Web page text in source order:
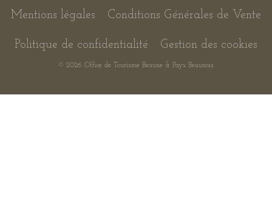
Mentions légales Conditions Générales de Vente
Politique de confidentialité Gestion des cookies
© 2026 Office de Tourisme Beaune & Pays Beaunois